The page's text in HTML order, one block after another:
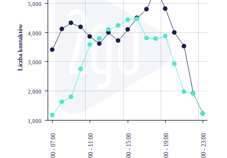
06:00 - 07:00 10:00 - 11:00 14:00 - 15:00 18:00 - 19:00 22:00 - 23:00
1,000
2,000
3,000
4,000
5,000
Liczba kontaktów